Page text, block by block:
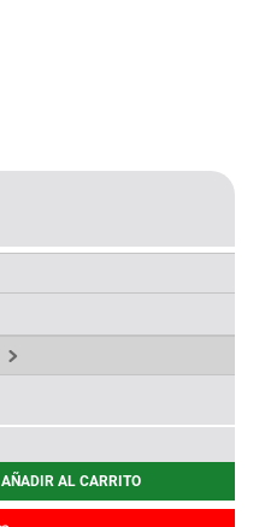
AÑADIR AL CARRITO